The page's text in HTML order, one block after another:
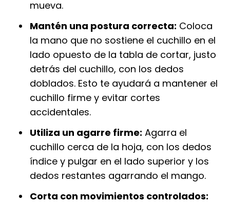
mueva.
Mantén una postura correcta: Coloca
la mano que no sostiene el cuchillo en el
lado opuesto de la tabla de cortar, justo
detrás del cuchillo, con los dedos
doblados. Esto te ayudará a mantener el
cuchillo firme y evitar cortes
accidentales.
Utiliza un agarre firme: Agarra el
cuchillo cerca de la hoja, con los dedos
índice y pulgar en el lado superior y los
dedos restantes agarrando el mango.
Corta con movimientos controlados: